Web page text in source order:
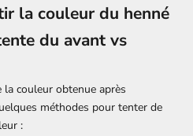
la couleur du henné
du avant vs
couleur obtenue après
méthodes pour tenter de
: